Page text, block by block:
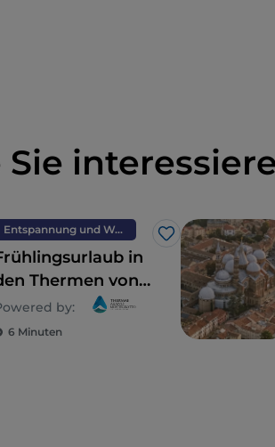
Entspannung und Wellness
Like
in
Thermen von
und
in
by:
6 Minuten